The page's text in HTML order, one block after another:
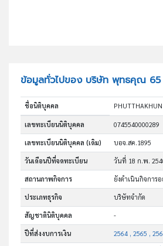
ข้อมูลทั่วไปของ บริษัท พุทธคุณ
ชื่อนิติบุคคล PHUTTHAKHUN
เลขทะเบียนนิติบุคคล 0745540000289
เลขทะเบียนนิติบุคคล (เดิม) บอจ.สค.1895
วันเดือนปีที่จดทะเบียน วันที่ 18 ก.พ.
สถานภาพกิจการ ยังดำเนินกิจการอ
ประเภทธุรกิจ บริษัทจำกัด
สัญชาตินิติบุคคล -
ปีที่ส่งงบการเงิน 2564 , 2565 ,